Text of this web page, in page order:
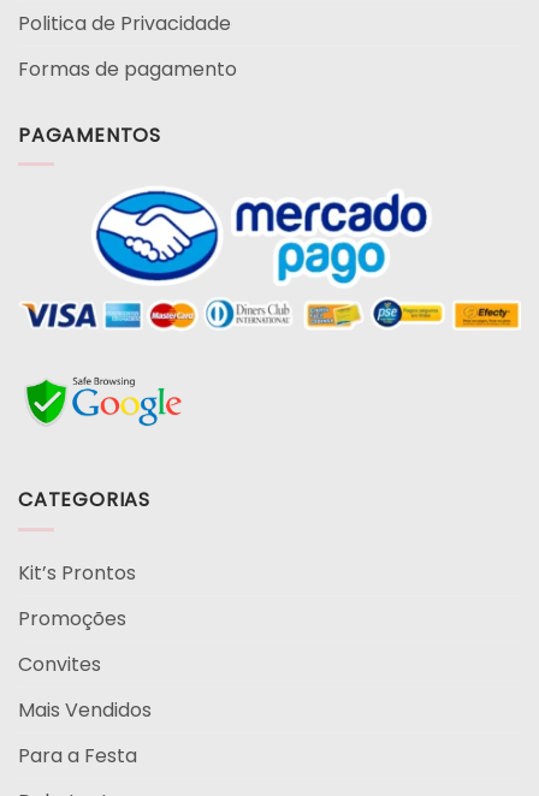
Politica de Privacidade
Formas de pagamento
PAGAMENTOS
CATEGORIAS
Kit’s Prontos
Promoções
Convites
Mais Vendidos
Para a Festa